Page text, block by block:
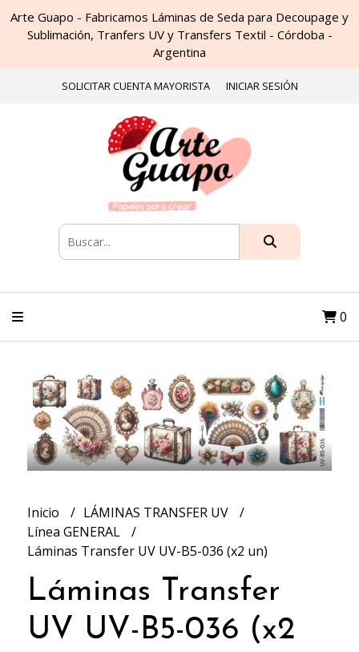
Arte Guapo - Fabricamos Láminas de Seda para Decoupage y
Sublimación, Tranfers UV y Transfers Textil - Córdoba -
Argentina
SOLICITAR CUENTA MAYORISTA INICIAR SESIÓN
0
Inicio
LÁMINAS TRANSFER UV
Línea GENERAL
Láminas Transfer UV UV-B5-036 (x2 un)
Láminas Transfer
UV UV-B5-036 (x2